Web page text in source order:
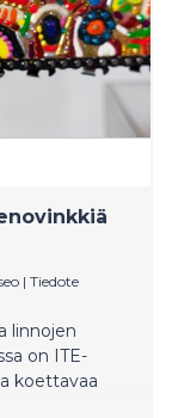
| Tiedote
linnojen
on ITE-
koettavaa